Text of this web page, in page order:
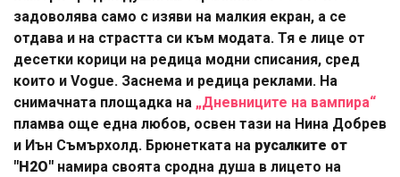
задоволява само с изяви на малкия екран, а се
отдава и на страстта си към модата. Тя е лице от
десетки корици на редица модни списания, сред
които и Vogue. Заснема и редица реклами. На
снимачната площадка на „Дневниците на вампира“
пламва още една любов, освен тази на Нина Добрев
и Иън Съмърхолд. Брюнетката на русалките от
"H2O" намира своята сродна душа в лицето на